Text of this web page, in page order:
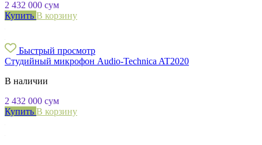
2 432 000 сум
Купить В корзину
Быстрый просмотр
Студийный микрофон Audio-Technica AT2020
В наличии
2 432 000 сум
Купить В корзину